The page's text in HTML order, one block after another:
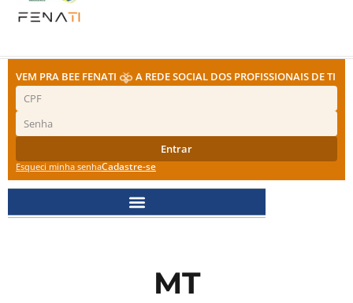
VEM PRA BEE FENATI A REDE SOCIAL DOS PROFISSIONAIS DE TI
Entrar
Esqueci minha senhaCadastre-se
MT